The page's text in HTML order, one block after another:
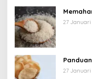
27 Januari
27 Januari